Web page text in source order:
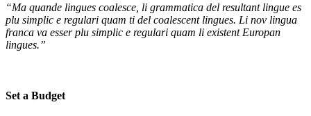
“Ma quande lingues coalesce, li grammatica del resultant lingue es
plu simplic e regulari quam ti del coalescent lingues. Li nov lingua
franca va esser plu simplic e regulari quam li existent Europan
lingues.”
Set a Budget